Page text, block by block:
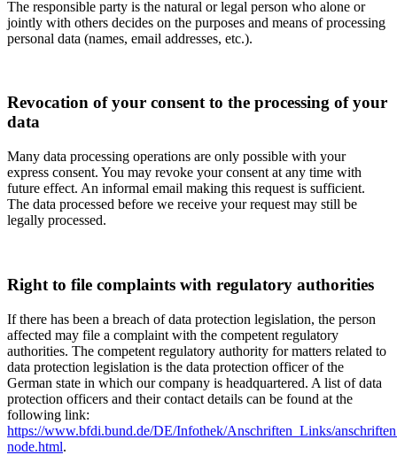
The responsible party is the natural or legal person who alone or
jointly with others decides on the purposes and means of processing
personal data (names, email addresses, etc.).
Revocation of your consent to the processing of your
data
Many data processing operations are only possible with your
express consent. You may revoke your consent at any time with
future effect. An informal email making this request is sufficient.
The data processed before we receive your request may still be
legally processed.
Right to file complaints with regulatory authorities
If there has been a breach of data protection legislation, the person
affected may file a complaint with the competent regulatory
authorities. The competent regulatory authority for matters related to
data protection legislation is the data protection officer of the
German state in which our company is headquartered. A list of data
protection officers and their contact details can be found at the
following link:
https://www.bfdi.bund.de/DE/Infothek/Anschriften_Links/
node.html.